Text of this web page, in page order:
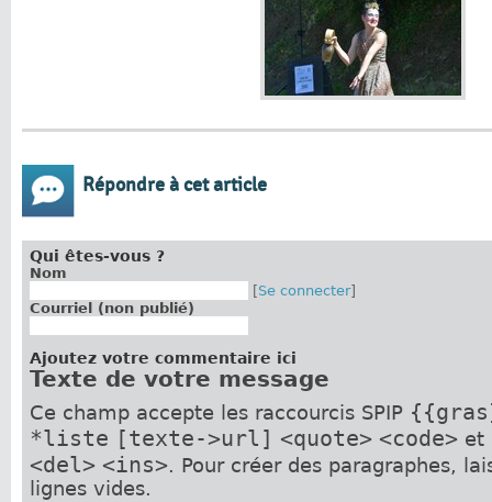
Répondre à cet article
Qui êtes-vous ?
Nom
[Se connecter]
Courriel (non publié)
Ajoutez votre commentaire ici
Texte de votre message
Ce champ accepte les raccourcis SPIP
*liste [texte->url] <quote> <code>et
<del> <ins>. Pour créer des paragraphes,
lignes vides.